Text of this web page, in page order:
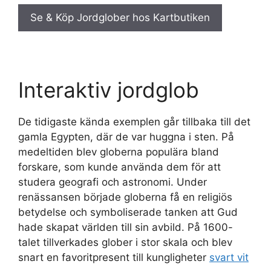
Se & Köp Jordglober hos Kartbutiken
Interaktiv jordglob
De tidigaste kända exemplen går tillbaka till det
gamla Egypten, där de var huggna i sten. På
medeltiden blev globerna populära bland
forskare, som kunde använda dem för att
studera geografi och astronomi. Under
renässansen började globerna få en religiös
betydelse och symboliserade tanken att Gud
hade skapat världen till sin avbild. På 1600-
talet tillverkades glober i stor skala och blev
snart en favoritpresent till kungligheter svart vit